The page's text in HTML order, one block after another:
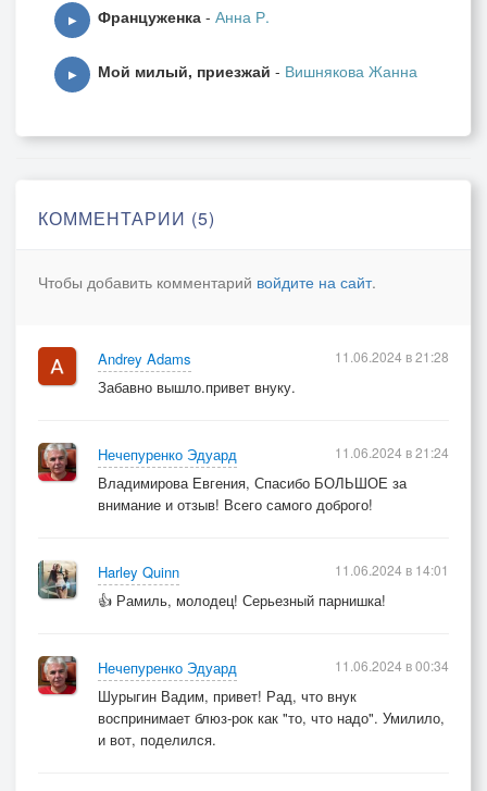
▶ Француженка - Анна Р.
▶ Мой милый, приезжай - Вишнякова Жанна
КОММЕНТАРИИ (5)
Чтобы добавить комментарий войдите на сайт.
Andrey Adams
Забавно вышло.привет внуку.
11.06.2024 в 21:28
Нечепуренко Эдуард
Владимирова Евгения, Спасибо БОЛЬШОЕ за
внимание и отзыв! Всего самого доброго!
11.06.2024 в 21:24
Harley Quinn
👍 Рамиль, молодец! Серьезный парнишка!
11.06.2024 в 14:01
Нечепуренко Эдуард
Шурыгин Вадим, привет! Рад, что внук
воспринимает блюз-рок как "то, что надо". Умилило,
и вот, поделился.
11.06.2024 в 00:34